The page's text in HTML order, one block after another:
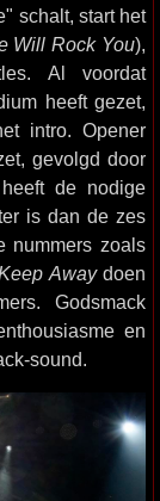
schalt, start het
Will Rock You),
Al voordat
heeft gezet,
intro. Opener
gevolgd door
de nodige
is dan de zes
nummers zoals
Awaydoen
Godsmack
en
sound.